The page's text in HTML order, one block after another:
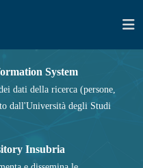
System
dati della ricerca (persone,
dall'Università degli Studi
Insubria